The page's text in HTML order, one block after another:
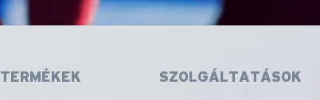
TERMÉKEK SZOLGÁLTATÁSOK